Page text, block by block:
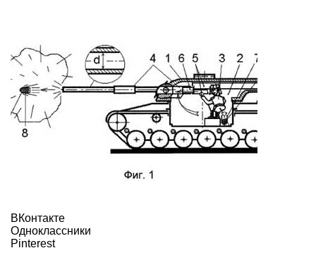
ВКонтакте
Одноклассники
Pinterest